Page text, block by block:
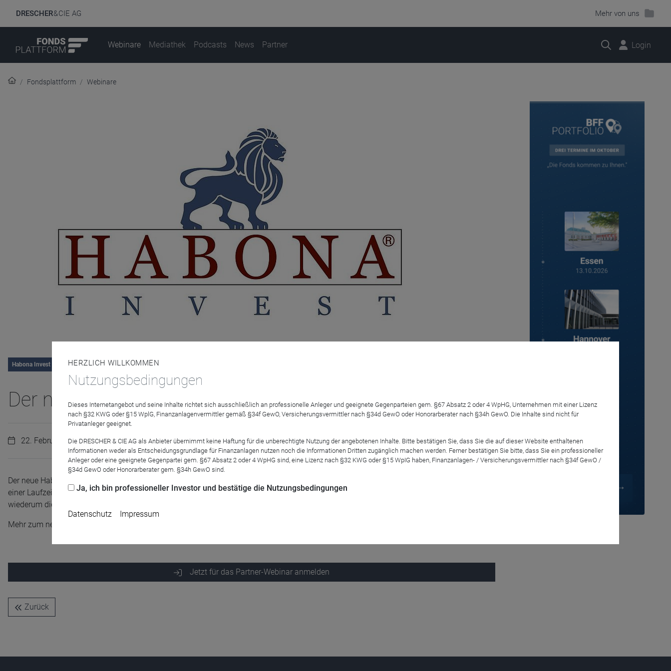
DRESCHER& CIE AG Mehr von uns
Suche Login
Webinare Mediathek Podcasts News Partner
Fondsplattform Webinare
Habona Invest GmbH
Der neue Habona Nahversorgungsfonds 08
22. Februar 2024 | 10:00 Uhr Anmelden
Der neue Hab­o­na Deut­sche Nah­ver­sor­gungs­im­mo­bi­li­en Fonds 08 ist da, mit einem konsequent weiterentwickelten Kurz­läu­fer­kon­zept. Mit
einer Lauf­zeit von sechs Jah­ren ab Fonds­schlie­ßun­g und einer Fonds­struk­tur, bei der der AIF allei­ni­ger Anteils­eig­ner von Ziel­fonds wird, die
wie­der­um die Ziel­in­vest­ments täti­gen, hat der Fonds die Mög­lich­keit von den Vor­tei­len des Invest­ment­steu­er­rechts zu pro­fi­tie­ren.
Mehr zum neuen Konzept erfahren Sie in diesem Webinar.
Jetzt für das Partner-Webinar anmelden
Zurück
HERZLICH WILLKOMMEN
Nutzungsbedingungen
Dieses Internetangebot und seine Inhalte richtet sich ausschließlich an professionelle Anleger und geeignete Gegenparteien gem. §67 Absatz 2 oder 4 WpHG, Unternehmen mit einer Lizenz
nach §32 KWG oder §15 WplG, Finanzanlagenvermittler gemäß §34f GewO, Versicherungsvermittler nach §34d GewO oder Honorarberater nach §34h GewO. Die Inhalte sind nicht für
Privatanleger geeignet.
Die DRESCHER & CIE AG als Anbieter übernimmt keine Haftung für die unberechtigte Nutzung der angebotenen Inhalte. Bitte bestätigen Sie, dass Sie die auf dieser Website enthaltenen
Informationen weder als Entscheidungsgrundlage für Finanzanlagen nutzen noch die Informationen Dritten zugänglich machen werden. Ferner bestätigen Sie bitte, dass Sie ein professioneller
Anleger oder eine geeignete Gegenpartei gem. §67 Absatz 2 oder 4 WpHG sind, eine Lizenz nach §32 KWG oder §15 WpIG haben, Finanzanlagen- / Versicherungsvermittler nach §34f GewO /
§34d GewO oder Honorarberater gem. §34h GewO sind.
Ja, ich bin professioneller Investor und bestätige die Nutzungsbedingungen
Datenschutz Impressum